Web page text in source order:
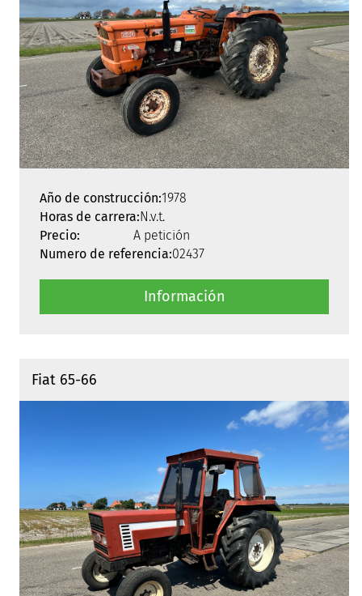
Año de construcción:1978
Horas de carrera:N.v.t.
Precio:
A petición
Numero de referencia:02437
Información
Fiat 65-66